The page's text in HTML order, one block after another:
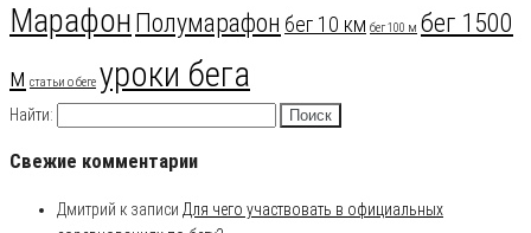
МарафонПолумарафон бег 10 км бег 100 м бег 1500
м статьи о беге уроки бега
Найти:
Свежие комментарии
Дмитрий к записи Для чего участвовать в официальных